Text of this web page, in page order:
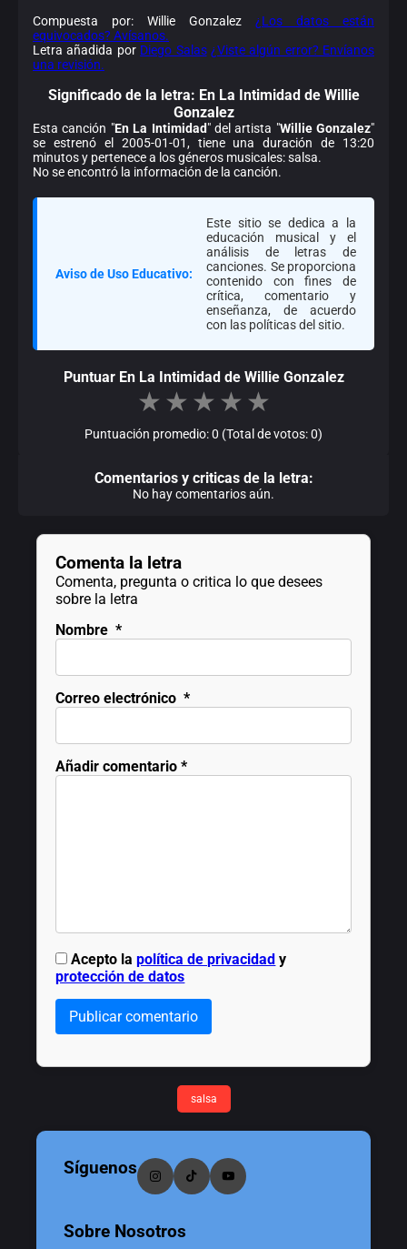
Compuesta por: Willie Gonzalez ¿Los datos están
equivocados? Avísanos.
Letra añadida por Diego Salas ¿Viste algún error? Envíanos
una revisión.
Significado de la letra: En La Intimidad de Willie
Gonzalez
Esta canción "En La Intimidad" del artista "Willie Gonzalez"
se estrenó el 2005-01-01, tiene una duración de 13:20
minutos y pertenece a los géneros musicales: salsa.
No se encontró la información de la canción.
Aviso de Uso Educativo:
Este sitio se dedica a la
educación musical y el
análisis de letras de
canciones. Se proporciona
contenido con fines de
crítica, comentario y
enseñanza, de acuerdo
con las políticas del sitio.
Puntuar En La Intimidad de Willie Gonzalez
★ ★ ★ ★ ★
Puntuación promedio: 0 (Total de votos: 0)
Comentarios y criticas de la letra:
No hay comentarios aún.
Comenta la letra
Comenta, pregunta o critica lo que desees
sobre la letra
Nombre *
Correo electrónico *
Añadir comentario *
Acepto lapolítica de privacidad y
protección de datos
Publicar comentario
salsa
Síguenos
Sobre Nosotros